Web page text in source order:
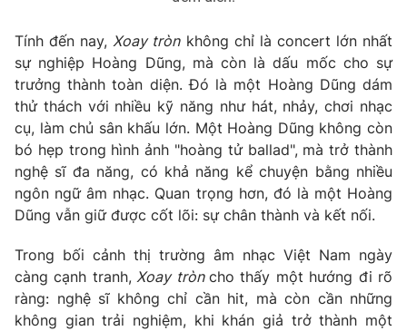
Tính đến nay, Xoay trònkhông chỉ là concert lớn nhất
sự nghiệp Hoàng Dũng, mà còn là dấu mốc cho sự
trưởng thành toàn diện. Đó là một Hoàng Dũng dám
thử thách với nhiều kỹ năng như hát, nhảy, chơi nhạc
cụ, làm chủ sân khấu lớn. Một Hoàng Dũng không còn
bó hẹp trong hình ảnh "hoàng tử ballad", mà trở thành
nghệ sĩ đa năng, có khả năng kể chuyện bằng nhiều
ngôn ngữ âm nhạc. Quan trọng hơn, đó là một Hoàng
Dũng vẫn giữ được cốt lõi: sự chân thành và kết nối.
Trong bối cảnh thị trường âm nhạc Việt Nam ngày
càng cạnh tranh,Xoay tròncho thấy một hướng đi rõ
ràng: nghệ sĩ không chỉ cần hit, mà còn cần những
không gian trải nghiệm, khi khán giả trở thành một